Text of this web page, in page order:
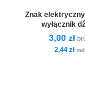
Znak elektryczny
wyłącznik
3,00 zł
2,44 zł